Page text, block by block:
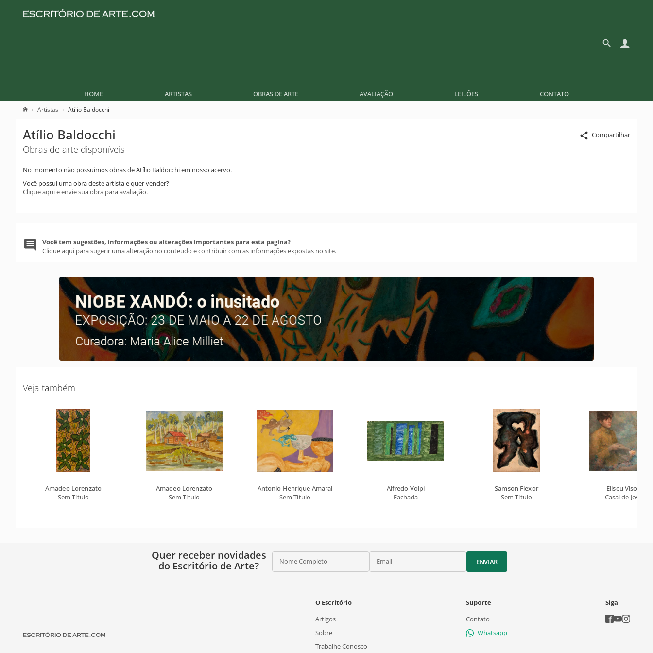
HOME ARTISTAS OBRAS DE ARTE AVALIAÇÃO LEILÕES CONTATO
Artistas Atílio Baldocchi
Compartilhar
Atílio Baldocchi
Obras de arte disponíveis
No momento não possuimos obras de Atílio Baldocchi em nosso acervo.
Você possui uma obra deste artista e quer vender?
Clique aqui e envie sua obra para avaliação.
Você tem sugestões, informações ou alterações importantes para esta pagina?
Clique aqui para sugerir uma alteração no conteudo e contribuir com as informações expostas no site.
Veja também
Amadeo Lorenzato
Sem Título
Amadeo Lorenzato
Sem Título
Antonio Henrique Amaral
Sem Título
Alfredo Volpi
Fachada
Samson Flexor
Sem Título
Eliseu Visconti
Casal de Jovens
Quer receber novidades
do Escritório de Arte?
Nome Completo Email ENVIAR
O Escritório
Artigos
Sobre
Trabalhe Conosco
Suporte
Contato
Whatsapp
Siga